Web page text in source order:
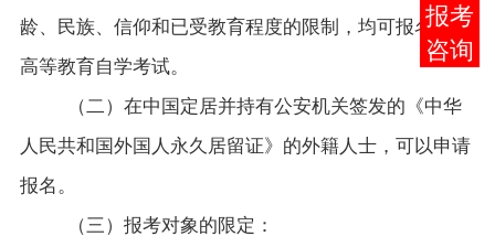
龄、民族、信仰和已受教育程度的限制，均可报名参加
高等教育自学考试。
（二）在中国定居并持有公安机关签发的《中华
人民共和国外国人永久居留证》的外籍人士，可以申请
报名。
（三）报考对象的限定：
报考
咨询